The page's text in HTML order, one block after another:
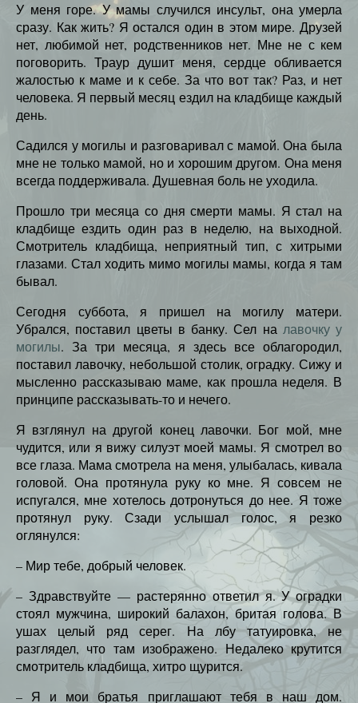
У меня горе. У мамы случился инсульт, она умерла
сразу. Как жить? Я остался один в этом мире. Друзей
нет, любимой нет, родственников нет. Мне не с кем
поговорить. Траур душит меня, сердце обливается
жалостью к маме и к себе. За что вот так? Раз, и нет
человека. Я первый месяц ездил на кладбище каждый
день.
Садился у могилы и разговаривал с мамой. Она была
мне не только мамой, но и хорошим другом. Она меня
всегда поддерживала. Душевная боль не уходила.
Прошло три месяца со дня смерти мамы. Я стал на
кладбище ездить один раз в неделю, на выходной.
Смотритель кладбища, неприятный тип, с хитрыми
глазами. Стал ходить мимо могилы мамы, когда я там
бывал.
Сегодня суббота, я пришел на могилу матери.
Убрался, поставил цветы в банку. Сел на лавочку у
могилы. За три месяца, я здесь все облагородил,
поставил лавочку, небольшой столик, оградку. Сижу и
мысленно рассказываю маме, как прошла неделя. В
принципе рассказывать-то и нечего.
Я взглянул на другой конец лавочки. Бог мой, мне
чудится, или я вижу силуэт моей мамы. Я смотрел во
все глаза. Мама смотрела на меня, улыбалась, кивала
головой. Она протянула руку ко мне. Я совсем не
испугался, мне хотелось дотронуться до нее. Я тоже
протянул руку. Сзади услышал голос, я резко
оглянулся:
– Мир тебе, добрый человек.
– Здравствуйте — растерянно ответил я. У оградки
стоял мужчина, широкий балахон, бритая голова. В
ушах целый ряд серег. На лбу татуировка, не
разглядел, что там изображено. Недалеко крутится
смотритель кладбища, хитро щурится.
– Я и мои братья приглашают тебя в наш дом.